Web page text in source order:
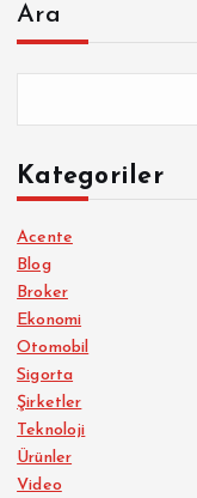
Ara
Kategoriler
Acente
Blog
Broker
Ekonomi
Otomobil
Sigorta
Şirketler
Teknoloji
Ürünler
Video